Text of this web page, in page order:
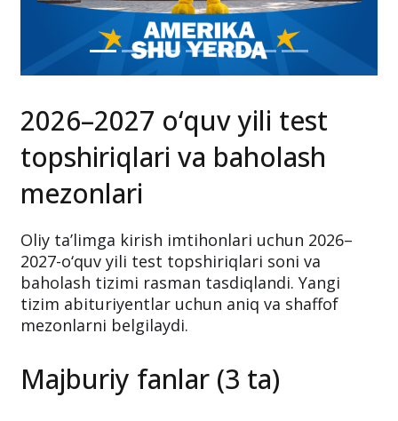
2026–2027 o‘quv yili test
topshiriqlari va baholash
mezonlari
Oliy ta’limga kirish imtihonlari uchun 2026–
2027-o‘quv yili test topshiriqlari soni va
baholash tizimi rasman tasdiqlandi. Yangi
tizim abituriyentlar uchun aniq va shaffof
mezonlarni belgilaydi.
Majburiy fanlar (3 ta)